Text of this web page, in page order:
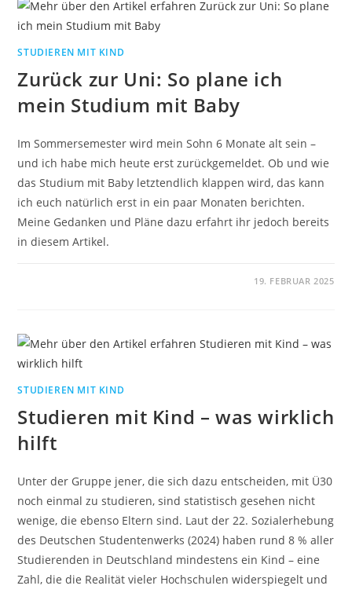
STUDIEREN MIT KIND
Zurück zur Uni: So plane ich
mein Studium mit Baby
Im Sommersemester wird mein Sohn 6 Monate alt sein –
und ich habe mich heute erst zurückgemeldet. Ob und wie
das Studium mit Baby letztendlich klappen wird, das kann
ich euch natürlich erst in ein paar Monaten berichten.
Meine Gedanken und Pläne dazu erfahrt ihr jedoch bereits
in diesem Artikel.
19. FEBRUAR 2025
STUDIEREN MIT KIND
Studieren mit Kind – was wirklich
hilft
Unter der Gruppe jener, die sich dazu entscheiden, mit Ü30
noch einmal zu studieren, sind statistisch gesehen nicht
wenige, die ebenso Eltern sind. Laut der 22. Sozialerhebung
des Deutschen Studentenwerks (2024) haben rund 8 % aller
Studierenden in Deutschland mindestens ein Kind – eine
Zahl, die die Realität vieler Hochschulen widerspiegelt und